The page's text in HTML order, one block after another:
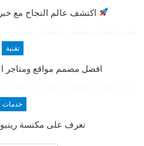
اكتشف عالم النجاح مع
تقنية
افضل مصمم مواقع ومتاجر
خدمات
تعرف على مكنسة